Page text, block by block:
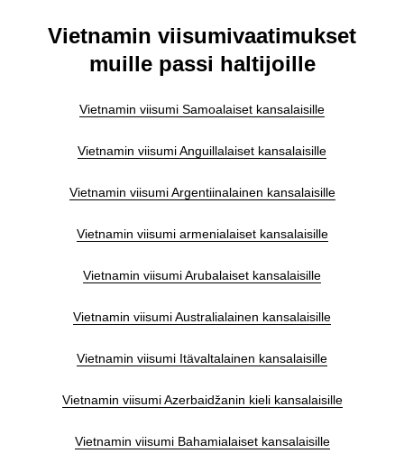
Vietnamin viisumivaatimukset
muille passi haltijoille
Vietnamin viisumi Samoalaiset kansalaisille
Vietnamin viisumi Anguillalaiset kansalaisille
Vietnamin viisumi Argentiinalainen kansalaisille
Vietnamin viisumi armenialaiset kansalaisille
Vietnamin viisumi Arubalaiset kansalaisille
Vietnamin viisumi Australialainen kansalaisille
Vietnamin viisumi Itävaltalainen kansalaisille
Vietnamin viisumi Azerbaidžanin kieli kansalaisille
Vietnamin viisumi Bahamialaiset kansalaisille